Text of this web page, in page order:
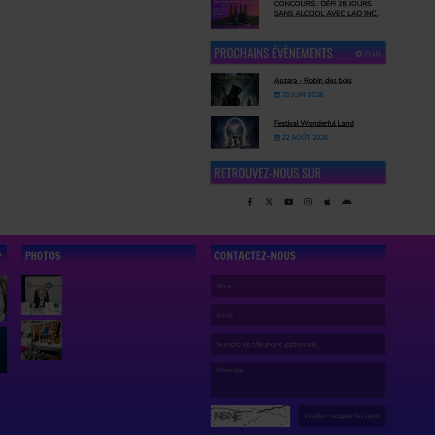
CONCOURS : DÉFI 28 JOURS
SANS ALCOOL AVEC LAO INC.
PLUS
PROCHAINS ÉVÈNEMENTS
Apzara - Robin des bois
20 JUIN 2026
Festival Wonderful Land
22 AOÛT 2026
RETROUVEZ-NOUS SUR
PHOTOS CONTACTEZ-NOUS